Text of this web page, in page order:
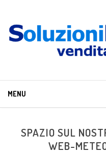
MENU
SPAZIO SUL
WEB-